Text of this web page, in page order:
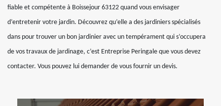
fiable et compétente à Boissejour 63122 quand vous envisager
d’entretenir votre jardin. Découvrez qu’elle a des jardiniers spécialisés
dans pour trouver un bon jardinier avec un tempérament qui s’occupera
de vos travaux de jardinage, c’est Entreprise Peringale que vous devez
contacter. Vous pouvez lui demander de vous fournir un devis.